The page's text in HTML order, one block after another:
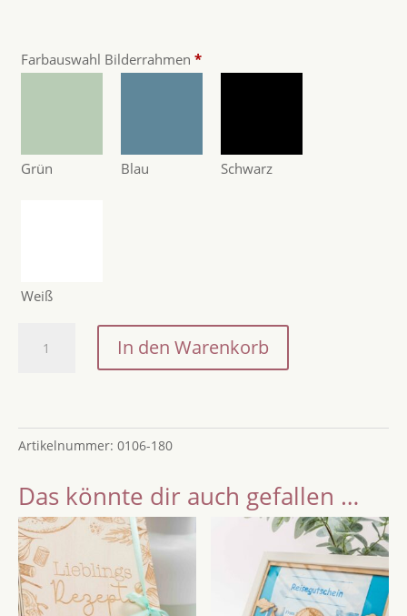
Farbauswahl Bilderrahmen *
Grün Blau Schwarz
Weiß
Besondere
Geschenkidee
Zeit
schenken
zum
Geburtstag,
Jubiläum
oder
In den Warenkorb
Artikelnummer: 0106-180
Das könnte dir auch gefallen …